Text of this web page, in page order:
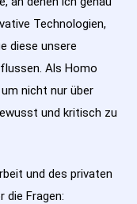
Technologien,
diese unsere
Als Homo
nicht nur über
und kritisch zu
und des privaten
die Fragen: